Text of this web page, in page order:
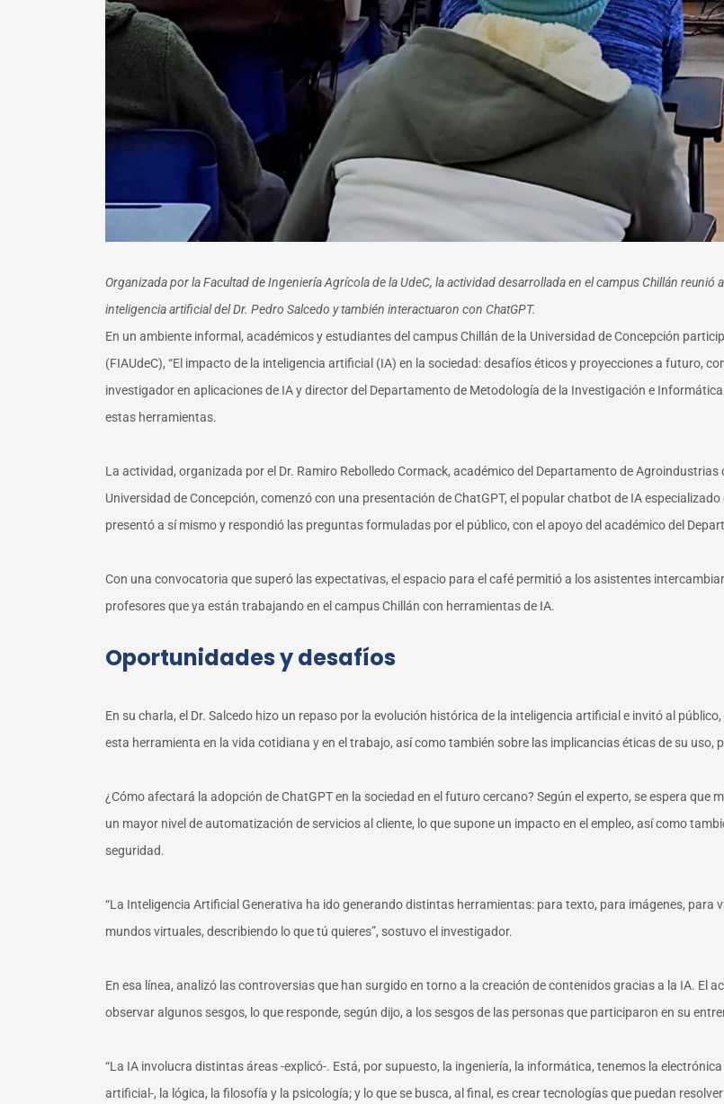
Organizada por la Facultad de Ingeniería Agrícola de la UdeC, la actividad desarrollada en el campus Chillán
inteligencia artificial del Dr. Pedro Salcedo y también interactuaron con ChatGPT.
En un ambiente informal, académicos y estudiantes del campus Chillán de la Universidad de Concepción
(FIAUdeC), “El impacto de la inteligencia artificial (IA) en la sociedad: desafíos éticos y proyecciones a futuro,
investigador en aplicaciones de IA y director del Departamento de Metodología de la Investigación e
estas herramientas.
La actividad, organizada por el Dr. Ramiro Rebolledo Cormack, académico del Departamento de Agroindustrias
Universidad de Concepción, comenzó con una presentación de ChatGPT, el popular chatbot de IA
presentó a sí mismo y respondió las preguntas formuladas por el público, con el apoyo del académico del
Con una convocatoria que superó las expectativas, el espacio para el café permitió a los asistentes
profesores que ya están trabajando en el campus Chillán con herramientas de IA.
Oportunidades y desafíos
En su charla, el Dr. Salcedo hizo un repaso por la evolución histórica de la inteligencia artificial e invitó al
esta herramienta en la vida cotidiana y en el trabajo, así como también sobre las implicancias éticas de su uso,
¿Cómo afectará la adopción de ChatGPT en la sociedad en el futuro cercano? Según el experto, se espera
un mayor nivel de automatización de servicios al cliente, lo que supone un impacto en el empleo, así como
seguridad.
“La Inteligencia Artificial Generativa ha ido generando distintas herramientas: para texto, para imágenes, para
mundos virtuales, describiendo lo que tú quieres”, sostuvo el investigador.
En esa línea, analizó las controversias que han surgido en torno a la creación de contenidos gracias a la IA. El
observar algunos sesgos, lo que responde, según dijo, a los sesgos de las personas que participaron en su
“La IA involucra distintas áreas -explicó-. Está, por supuesto, la ingeniería, la informática, tenemos la
artificial-, la lógica, la filosofía y la psicología; y lo que se busca, al final, es crear tecnologías que puedan